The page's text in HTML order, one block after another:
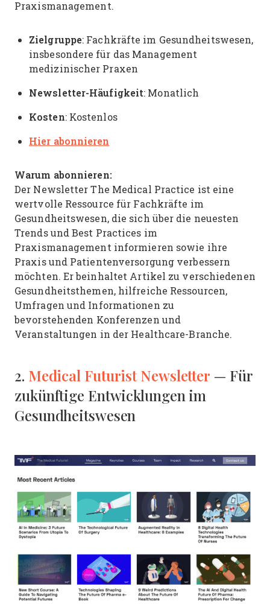
Praxismanagement.
Zielgruppe: Fachkräfte im Gesundheitswesen,
insbesondere für das Management
medizinischer Praxen
Newsletter-Häufigkeit: Monatlich
Kosten: Kostenlos
Hier abonnieren
Warum abonnieren:
Der Newsletter The Medical Practice ist eine
wertvolle Ressource für Fachkräfte im
Gesundheitswesen, die sich über die neuesten
Trends und Best Practices im
Praxismanagement informieren sowie ihre
Praxis und Patientenversorgung verbessern
möchten. Er beinhaltet Artikel zu verschiedenen
Gesundheitsthemen, hilfreiche Ressourcen,
Umfragen und Informationen zu
bevorstehenden Konferenzen und
Veranstaltungen in der Healthcare-Branche.
2. Medical Futurist Newsletter — Für
zukünftige Entwicklungen im
Gesundheitswesen